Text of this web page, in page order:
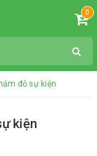
0
đỏ sự kiện
kiện